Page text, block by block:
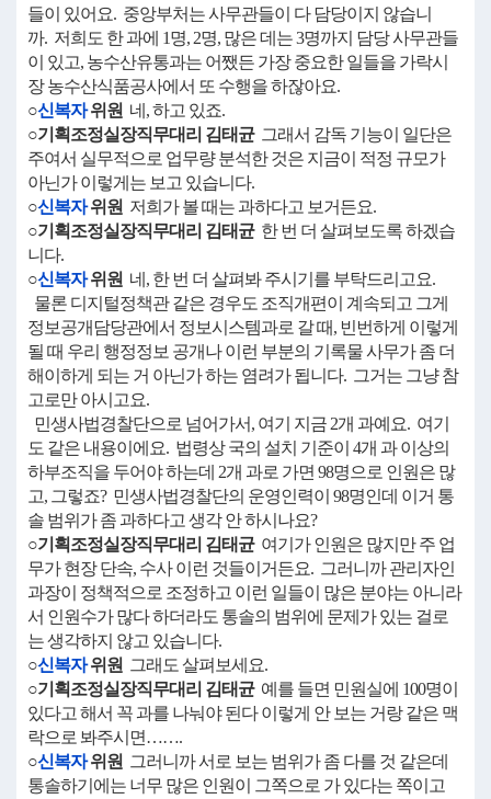
들이 있어요. 중앙부처는 사무관들이 다 담당이지 않습니
까. 저희도 한 과에 1명, 2명, 많은 데는 3명까지 담당 사무관들
이 있고, 농수산유통과는 어쨌든 가장 중요한 일들을 가락시
장 농수산식품공사에서 또 수행을 하잖아요.
○신복자위원 네, 하고 있죠.
○기획조정실장직무대리 김태균그래서 감독 기능이 일단은
주여서 실무적으로 업무량 분석한 것은 지금이 적정 규모가
아닌가 이렇게는 보고 있습니다.
○신복자위원 저희가 볼 때는 과하다고 보거든요.
○기획조정실장직무대리 김태균한 번 더 살펴보도록 하겠습
니다.
○신복자위원 네, 한 번 더 살펴봐 주시기를 부탁드리고요.
물론 디지털정책관 같은 경우도 조직개편이 계속되고 그게
정보공개담당관에서 정보시스템과로 갈 때, 빈번하게 이렇게
될 때 우리 행정정보 공개나 이런 부분의 기록물 사무가 좀 더
해이하게 되는 거 아닌가 하는 염려가 됩니다. 그거는 그냥 참
고로만 아시고요.
민생사법경찰단으로 넘어가서, 여기 지금 2개 과예요. 여기
도 같은 내용이에요. 법령상 국의 설치 기준이 4개 과 이상의
하부조직을 두어야 하는데 2개 과로 가면 98명으로 인원은 많
고, 그렇죠? 민생사법경찰단의 운영인력이 98명인데 이거 통
솔 범위가 좀 과하다고 생각 안 하시나요?
○기획조정실장직무대리 김태균여기가 인원은 많지만 주 업
무가 현장 단속, 수사 이런 것들이거든요. 그러니까 관리자인
과장이 정책적으로 조정하고 이런 일들이 많은 분야는 아니라
서 인원수가 많다 하더라도 통솔의 범위에 문제가 있는 걸로
는 생각하지 않고 있습니다.
○신복자위원 그래도 살펴보세요.
○기획조정실장직무대리 김태균예를 들면 민원실에 100명이
있다고 해서 꼭 과를 나눠야 된다 이렇게 안 보는 거랑 같은 맥
락으로 봐주시면…….
○신복자위원 그러니까 서로 보는 범위가 좀 다를 것 같은데
통솔하기에는 너무 많은 인원이 그쪽으로 가 있다는 쪽이고